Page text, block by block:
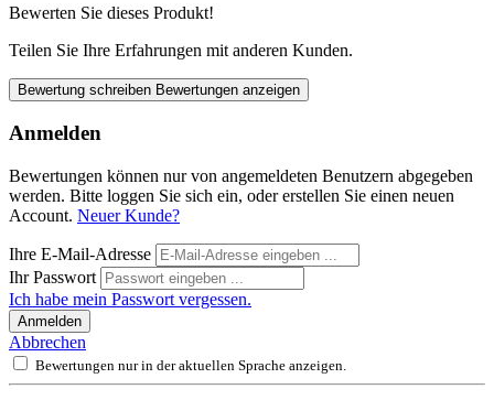
Bewerten Sie dieses Produkt!
Teilen Sie Ihre Erfahrungen mit anderen Kunden.
Bewertung schreiben Bewertungen anzeigen
Anmelden
Bewertungen können nur von angemeldeten Benutzern abgegeben
werden. Bitte loggen Sie sich ein, oder erstellen Sie einen neuen
Account. Neuer Kunde?
Ihre E-Mail-Adresse
Ihr Passwort
Ich habe mein Passwort vergessen.
Anmelden
Abbrechen
Bewertungen nur in der aktuellen Sprache anzeigen.